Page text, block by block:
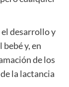
el desarrollo y
y, en
de los
la lactancia